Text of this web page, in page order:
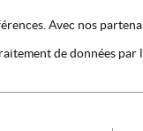
Avec nos
de données par